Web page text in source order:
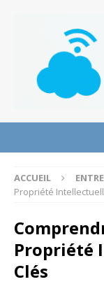
ACCUEIL
Propriété
Propriété
Clés